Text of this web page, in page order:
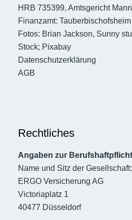
HRB 735399, Amtsgericht
Finanzamt: Tauberbischofsheim
Fotos: Brian Jackson, Sunny
Stock; Pixabay
Datenschutzerklärung
AGB
Rechtliches
Angaben zur
Name und Sitz der Gesellschaft:
ERGO Versicherung AG
Victoriaplatz 1
40477 Düsseldorf